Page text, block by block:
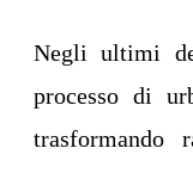
Negli ultimi
processo di
trasformando